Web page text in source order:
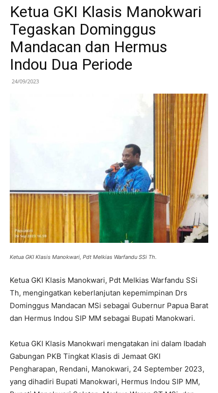
Ketua GKI Klasis Manokwari
Tegaskan Dominggus
Mandacan dan Hermus
Indou Dua Periode
24/09/2023
Ketua GKI Klasis Manokwari, Pdt Melkias Warfandu SSi Th.
Ketua GKI Klasis Manokwari, Pdt Melkias Warfandu SSi
Th, mengingatkan keberlanjutan kepemimpinan Drs
Dominggus Mandacan MSi sebagai Gubernur Papua Barat
dan Hermus Indou SIP MM sebagai Bupati Manokwari.
Ketua GKI Klasis Manokwari mengatakan ini dalam Ibadah
Gabungan PKB Tingkat Klasis di Jemaat GKI
Pengharapan, Rendani, Manokwari, 24 September 2023,
yang dihadiri Bupati Manokwari, Hermus Indou SIP MM,